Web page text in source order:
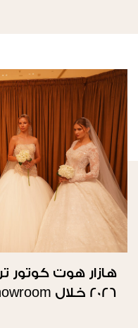
هازار هوت